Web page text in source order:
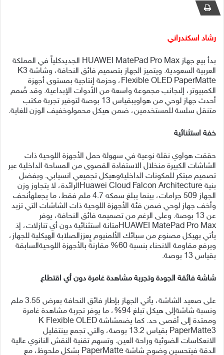
رشاد اسكندراني
بدأ بيع جهاز HUAWEI MatePad Pro Max الجديدكلياً في المملكة
العربية السعودية. ويتميز الجهاز بتصميم فائق النحافة، وشاشة K3
Flexible OLED PaperMatte، وحزمة إنتاجية بمستوى أجهزة
الكمبيوتر، إلىجانب مجموعة واسعة من الأدوات الإبداعية. وقد صُمم
أحدث جهاز لوحي من هواويبقياس 13 بوصة لتوفير تجربة مكتب
متنقل سلسة للمستخدمين، ضمن هيكل محمولوخفيف الوزن للغاية.
خفة استثنائية
حققت هواوي نقلة نوعية في سهولة حمل الأجهزة اللوحية ذات
الشاشات الكبيرة منخلال الاستفادة القصوى من المساحة الداخلية عبر
تصميم مبتكر للمكونات الداخليةوهيكل تجميعي انسيابي. وبفضل
بنية Huawei Cloud Falcon Architectureالرائدة، لا يتجاوز وزن
الجهاز 509 جرامات، بينما يبلغ سمكه 4.7 ملم فقط، ما يجعلهأنحف
وأخف جهاز لوحي ضمن فئة الأجهزة اللوحية ذات الشاشات التي تزيد
عن 13 بوصة. وعلى الرغم من تصميمه فائق النحافة، يوفر
HUAWEI MatePad Pro Maxمتانة استثنائية دون أي تنازلات، إذ
يأتي بهيكل مصنوع من سبائك الألمنيوم يعززالصلابة الهيكلية للجهاز،
ويرفع مقاومة الانحناء بنسبة 60% مقارنةً بالأجهزة اللوحيةالسابقة
بقياس 13 بوصة.
شاشة فائقة الجودة وتجربة مشاهدة غامرة دون أي اقتطاع
على صعيد الشاشة، يأتي الجهاز بإطار فائق النحافة بعرض 3.55 ملم
ونسبة شاشةإلى هيكل تبلغ 94%، ما يوفر تجربة مشاهدة غامرة
وممتدة إلى أقصى حد. كما يضمشاشة K Flexible OLED
PaperMatte3 بقياس 13.2 بوصة، والتي تجمع بينتقليل
الانعكاسات الضوئية وراحة العين. وتسهم تقنية النقش النانوي عالية
الدقة فيتحسين وضوح شاشة PaperMatte بشكل ملحوظ، مع